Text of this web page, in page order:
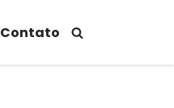
Contato